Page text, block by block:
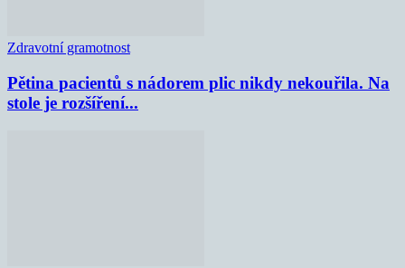
Zdravotní gramotnost
Pětina pacientů s nádorem plic nikdy nekouřila. Na
stole je rozšíření...